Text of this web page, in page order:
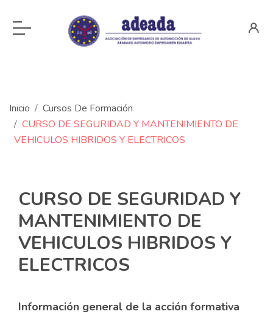
Inicio
Cursos De Formación
CURSO DE SEGURIDAD Y MANTENIMIENTO DE
VEHICULOS HIBRIDOS Y ELECTRICOS
CURSO DE SEGURIDAD Y
MANTENIMIENTO DE
VEHICULOS HIBRIDOS Y
ELECTRICOS
Información general de la acción formativa